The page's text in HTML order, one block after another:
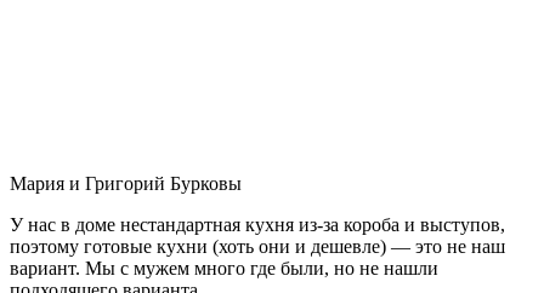
Мария и Григорий Бурковы
У нас в доме нестандартная кухня из-за короба и выступов,
поэтому готовые кухни (хоть они и дешевле) — это не наш
вариант. Мы с мужем много где были, но не нашли